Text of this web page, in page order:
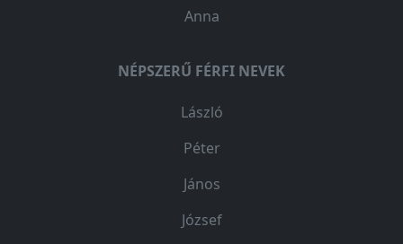
Anna
NÉPSZERŰ FÉRFI NEVEK
László
Péter
János
József